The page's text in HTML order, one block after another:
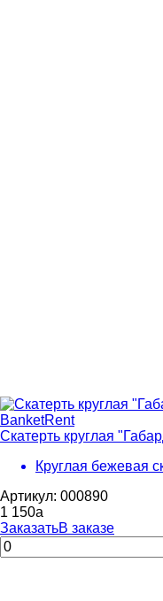
Скатерть круглая
Круглая бежевая
Артикул: 000890
1 150a
ЗаказатьВ заказе